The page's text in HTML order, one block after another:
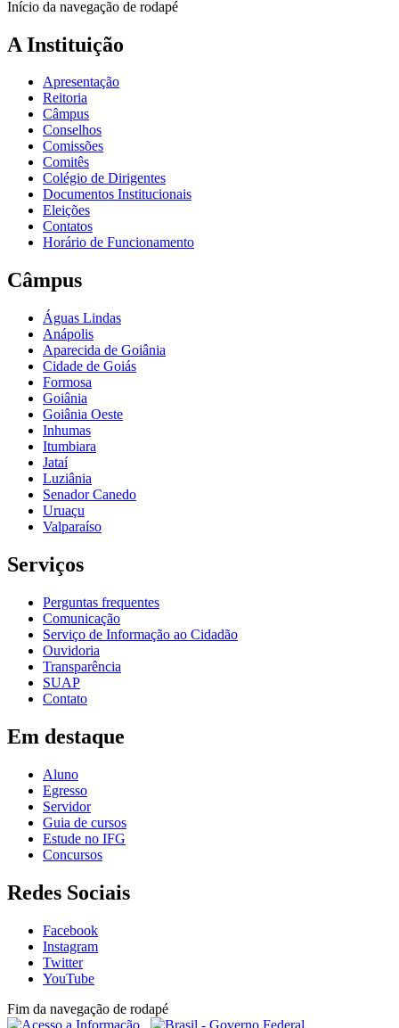
Início da navegação de rodapé
A Instituição
Apresentação
Reitoria
Câmpus
Conselhos
Comissões
Comitês
Colégio de Dirigentes
Documentos Institucionais
Eleições
Contatos
Horário de Funcionamento
Câmpus
Águas Lindas
Anápolis
Aparecida de Goiânia
Cidade de Goiás
Formosa
Goiânia
Goiânia Oeste
Inhumas
Itumbiara
Jataí
Luziânia
Senador Canedo
Uruaçu
Valparaíso
Serviços
Perguntas frequentes
Comunicação
Serviço de Informação ao Cidadão
Ouvidoria
Transparência
SUAP
Contato
Em destaque
Aluno
Egresso
Servidor
Guia de cursos
Estude no IFG
Concursos
Redes Sociais
Facebook
Instagram
Twitter
YouTube
Fim da navegação de rodapé